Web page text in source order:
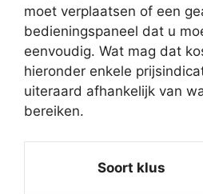
moet verplaatsen of een
bedieningspaneel dat u
eenvoudig. Wat mag dat
hieronder enkele
uiteraard afhankelijk van
bereiken.
Soort klus